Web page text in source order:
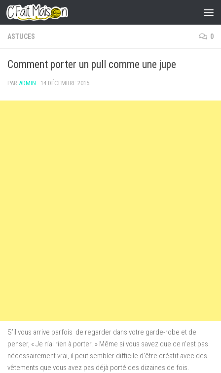
Skip to content
ASTUCES 0
Comment porter un pull comme une jupe
PAR ADMIN · 14 DÉCEMBRE 2015
S’il vous arrive parfois de regarder dans votre garde-robe et de
penser, « Je n’ai rien à porter. » Même si vous savez que ce n’est pas
nécessairement vrai, il peut sembler difficile d’être créatif avec des
vêtements que vous avez pas déjà porté des dizaines de fois.